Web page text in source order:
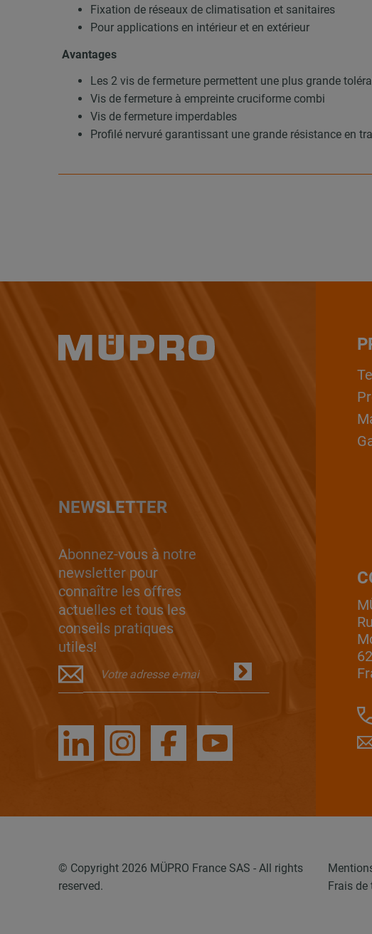
Fixation de réseaux de climatisation et sanitaires
Pour applications en intérieur et en extérieur
Avantages
Les 2 vis de fermeture permettent une plus grande
Vis de fermeture à empreinte cruciforme combi
Vis de fermeture imperdables
Profilé nervuré garantissant une grande résistance en
NEWSLETTER
Abonnez-vous à notre
newsletter pour
connaître les offres
actuelles et tous les
conseils pratiques
utiles!
© Copyright 2026 MÜPRO France SAS - All rights
reserved.
Frais de